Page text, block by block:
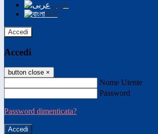
عربى
বাংলা
Accedi
Accedi
button close ×
Nome Utente
Password
Password dimenticata?